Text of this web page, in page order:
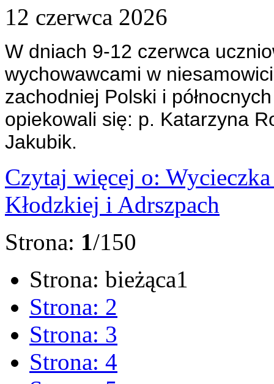
12 czerwca 2026
W dniach 9-12 czerwca
wychowawcami w
zachodniej Polski i
opiekowali się: p. Katarzyna
Jakubik.
Czytaj więcej o:
Kłodzkiej i Adrszpach
Strona: 1/150
Strona: bieżąca1
Strona: 2
Strona: 3
Strona: 4